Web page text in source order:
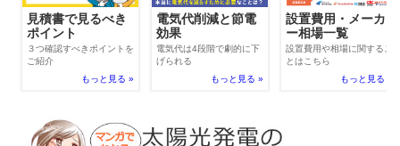
見積書で見るべき
ポイント
３つ確認すべきポイントを
ご紹介
もっと見る »
電気代削減と節電
効果
電気代は4段階で劇的に下
げられる
もっと見る »
設置費用・メーカ
ー相場一覧
設置費用や相場に関するこ
とはこちら
もっと見る »